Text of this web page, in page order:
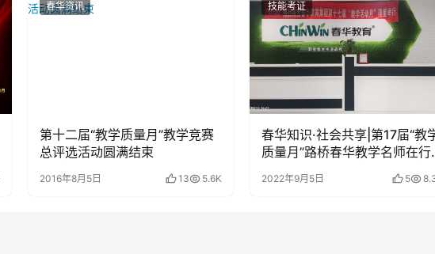
春华资讯
第十二届“教学质量月”教学竞赛
总评选活动圆满结束
2016年8月5日 13 5.6K
技能考证
春华知识·社会共享|第17届“教
质量月”路桥春华教学名师在行
2022年9月5日 5